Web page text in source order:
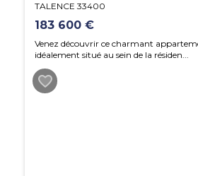
TALENCE 33400
183 600 €
Venez découvrir ce charmant
idéalement situé au sein de la résiden...